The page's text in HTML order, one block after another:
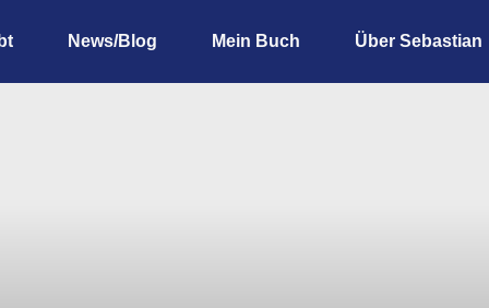
News/Blog Mein Buch Über Sebastian